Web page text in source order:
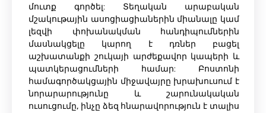
մուտք գործել: Տեղական արաբական
մշակութային ասոցիացիաներին միանալը կամ
լեզվի փոխանակման հանդիպումներին
մասնակցելը կարող է դռներ բացել
աշխատանքի շուկայի արժեքավոր կապերի և
պատկերացումների համար: Բոստոնի
համագործակցային միջավայրը խրախուսում է
նորարարությունը և շարունակական
ուսուցումը, ինչը ձեզ հնարավորություն է տալիս